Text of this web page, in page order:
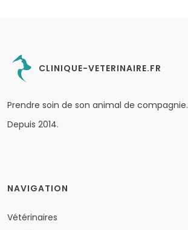
CLINIQUE-VETERINAIRE.FR
Prendre soin de son animal de compagnie.
Depuis 2014.
NAVIGATION
Vétérinaires